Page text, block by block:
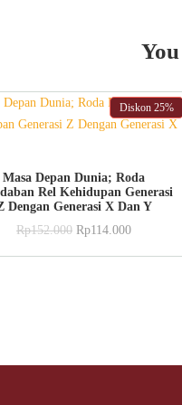
Diskon 25%
ADD TO CART
Masa Depan Dunia; Roda
Rel Kehidupan Generasi
Dengan Generasi X Dan Y
Rp152.000 Original
was:
Rp114.000Current
is: